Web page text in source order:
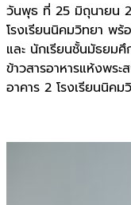
วันพุธ ที่ 25 มิถุนายน
โรงเรียนนิคมวิทยา พ
และ นักเรียนชั้นมัธยม
ข้าวสารอาหารแห้งพร
อาคาร 2 โรงเรียนนิคม